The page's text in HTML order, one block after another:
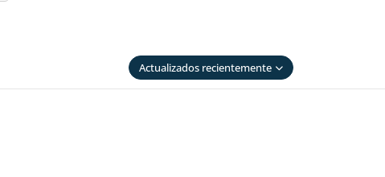
Actualizados recientemente